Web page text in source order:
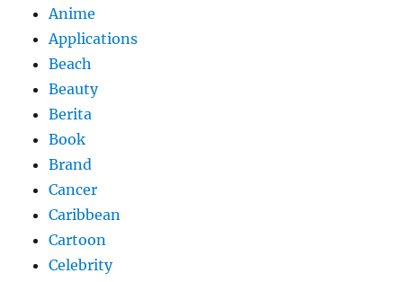
Anime
Applications
Beach
Beauty
Berita
Book
Brand
Cancer
Caribbean
Cartoon
Celebrity